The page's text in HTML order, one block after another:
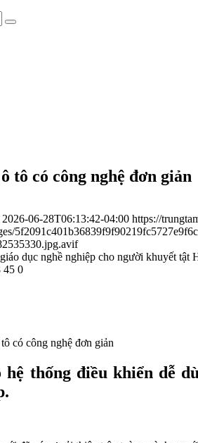
tô có công nghệ đơn giản
2026-06-28T06:13:42-04:00 https://
dục nghề nghiệp cho người khuyết tật
45 0
hệ thống điều khiển dễ